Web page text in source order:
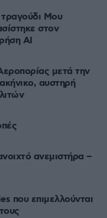
Μου
στον
AI
μετά την
αυστηρή
ανεμιστήρα –
που επιμελλούνται